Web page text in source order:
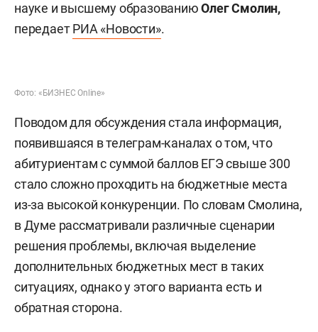
науке и высшему образованиюОлег Смолин,
передаетРИА «Новости».
Фото: «БИЗНЕС Online»
Поводом для обсуждения стала информация,
появившаяся в телеграм-каналах о том, что
абитуриентам с суммой баллов ЕГЭ свыше 300
стало сложно проходить на бюджетные места
из-за высокой конкуренции. По словам Смолина,
в Думе рассматривали различные сценарии
решения проблемы, включая выделение
дополнительных бюджетных мест в таких
ситуациях, однако у этого варианта есть и
обратная сторона.